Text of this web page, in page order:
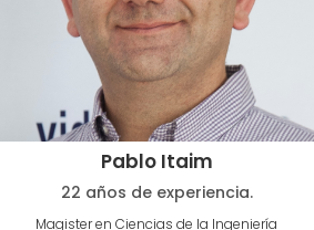
Pablo Itaim
22 años de experiencia.
Magister en Ciencias de la Ingeniería